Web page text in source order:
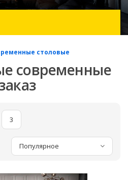
столовые
современные
3
Популярное